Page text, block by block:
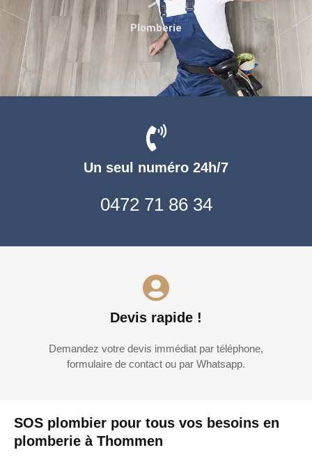
SOS plombier pour tous vos besoins en
plomberie à Thommen
Un seul numéro 24h/7
0472 71 86 34
Devis rapide !
Demandez votre devis immédiat par téléphone,
formulaire de contact ou par Whatsapp.
Plomberie